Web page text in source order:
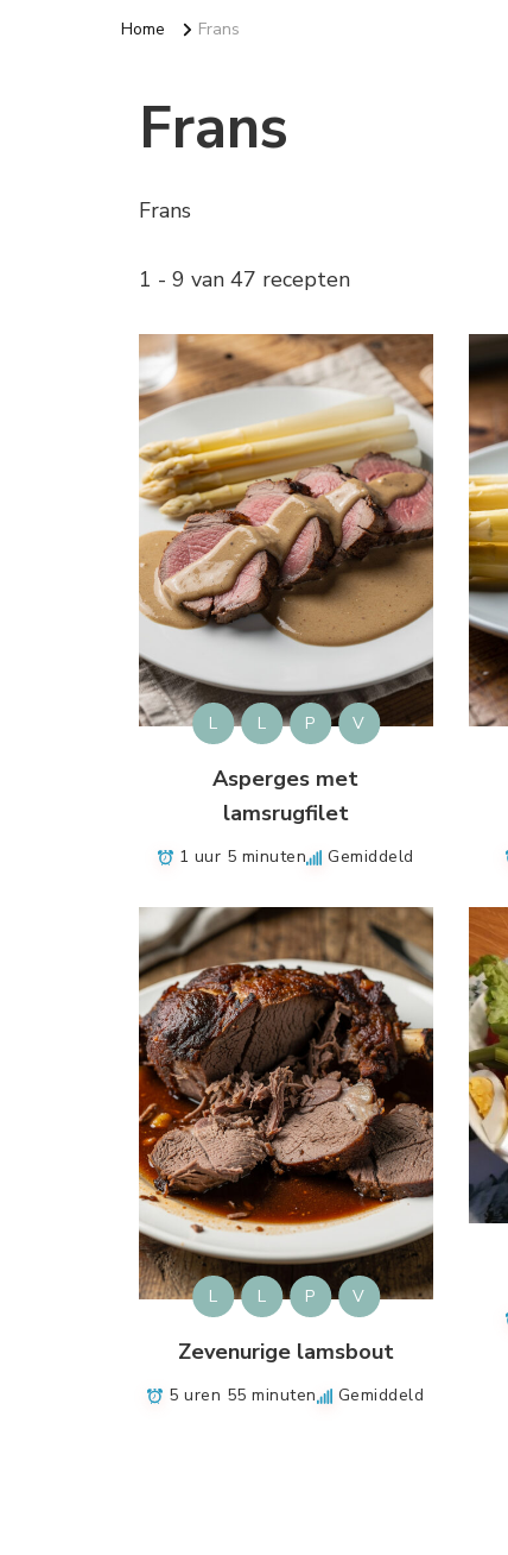
Home Frans
Frans
Frans
1 - 9 van 47 recepten
L L P V
Asperges met
lamsrugfilet
1 uur 5 minuten Gemiddeld
L L P V
Zevenurige lamsbout
5 uren 55 minuten Gemiddeld